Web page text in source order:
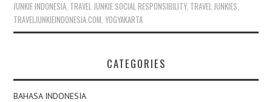
JUNKIE INDONESIA, TRAVEL JUNKIE SOCIAL RESPONSIBILITY, TRAVEL JUNKIES,
TRAVELJUNKIEINDONESIA.COM,YOGYAKARTA
CATEGORIES
BAHASA INDONESIA